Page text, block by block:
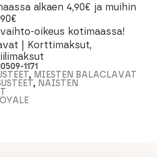
alkaen 4,90€ ja muihin
oikeus kotimaassa!
| Korttimaksut,
1171
, MIESTEN BALACLAVAT
, NAISTEN